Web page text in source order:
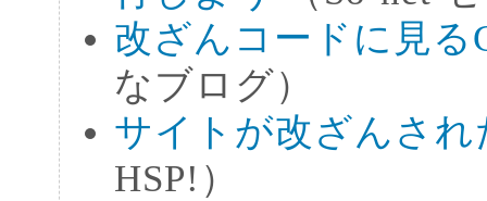
改ざんコードに見る
なブログ）
サイトが改ざんさ
HSP!）